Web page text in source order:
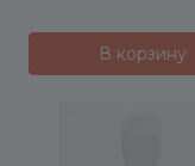
В корзину